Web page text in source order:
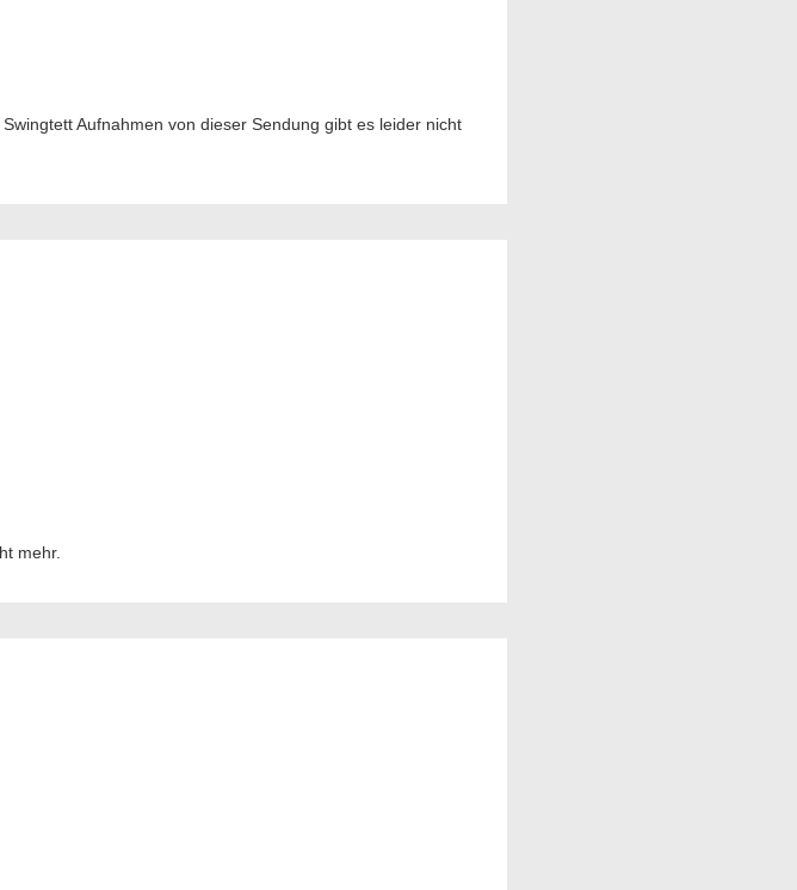
Aufnahmen von dieser Sendung gibt es leider nicht
mehr.